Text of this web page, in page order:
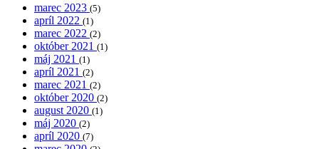
marec 2023 (5)
apríl 2022 (1)
marec 2022 (2)
október 2021 (1)
máj 2021 (1)
apríl 2021 (2)
marec 2021 (2)
október 2020 (2)
august 2020 (1)
máj 2020 (2)
apríl 2020 (7)